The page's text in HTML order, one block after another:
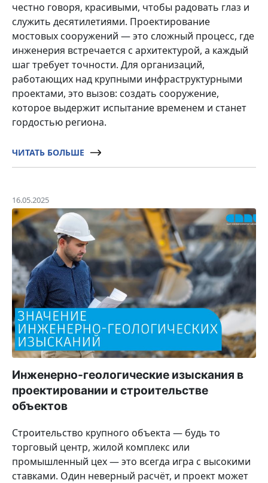
честно говоря, красивыми, чтобы радовать глаз и
служить десятилетиями. Проектирование
мостовых сооружений — это сложный процесс, где
инженерия встречается с архитектурой, а каждый
шаг требует точности. Для организаций,
работающих над крупными инфраструктурными
проектами, это вызов: создать сооружение,
которое выдержит испытание временем и станет
гордостью региона.
ЧИТАТЬ БОЛЬШЕ
16.05.2025
Инженерно-геологические изыскания в
проектировании и строительстве
объектов
Строительство крупного объекта — будь то
торговый центр, жилой комплекс или
промышленный цех — это всегда игра с высокими
ставками. Один неверный расчёт, и проект может